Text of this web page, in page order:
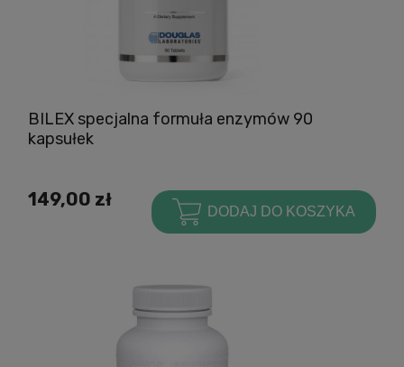
BILEX specjalna formuła enzymów 90
kapsułek
149,00 zł
DODAJ DO KOSZYKA